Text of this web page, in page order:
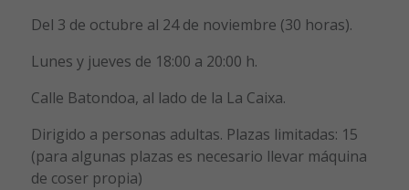
Del 3 de octubre al 24 de noviembre (30 horas).
Lunes y jueves de 18:00 a 20:00 h.
Calle Batondoa, al lado de la La Caixa.
Dirigido a personas adultas. Plazas limitadas: 15
(para algunas plazas es necesario llevar máquina
de coser propia)